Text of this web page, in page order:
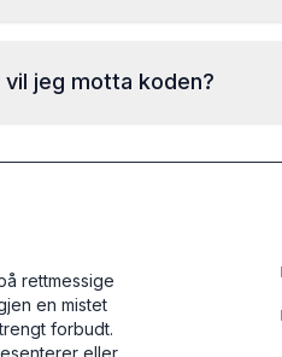
vil jeg motta koden?
rettmessige
en mistet
forbudt.
eller